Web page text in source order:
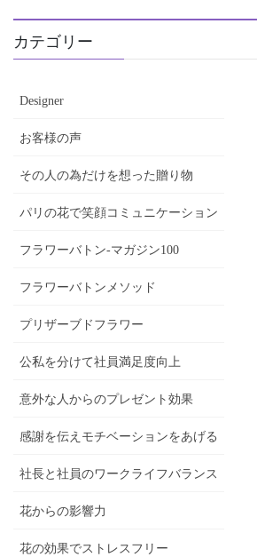
カテゴリー
Designer
お客様の声
その人の為だけを想った贈り物
パリの花で笑顔コミュニケーション
フラワーバトン-マガジン100
フラワーバトンメソッド
プリザーブドフラワー
公私を分けて社員満足度向上
意外な人からのプレゼント効果
感謝を伝えモチベーションをあげる
社長と社員のワークライフバランス
花からの影響力
花の効果でストレスフリー